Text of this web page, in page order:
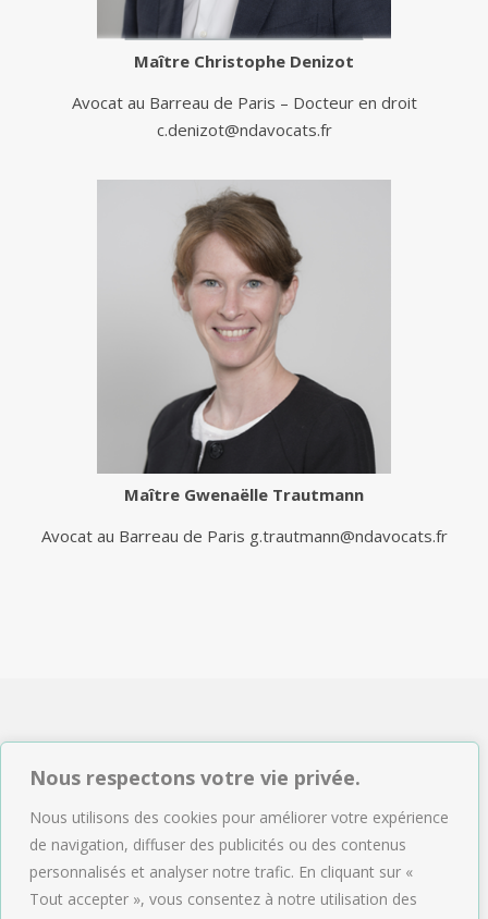
Nous respectons votre vie privée.
Nous utilisons des cookies pour améliorer votre expérience
de navigation, diffuser des publicités ou des contenus
personnalisés et analyser notre trafic. En cliquant sur «
Tout accepter », vous consentez à notre utilisation des
Maître Christophe Denizot
Avocat au Barreau de Paris – Docteur en droit
c.denizot@ndavocats.fr
Maître Gwenaëlle Trautmann
Avocat au Barreau de Paris g.trautmann@ndavocats.fr
NDAVOCATS Associés
Tél : 01.47.04.09.43
Email :accueil@ndavocats.fr